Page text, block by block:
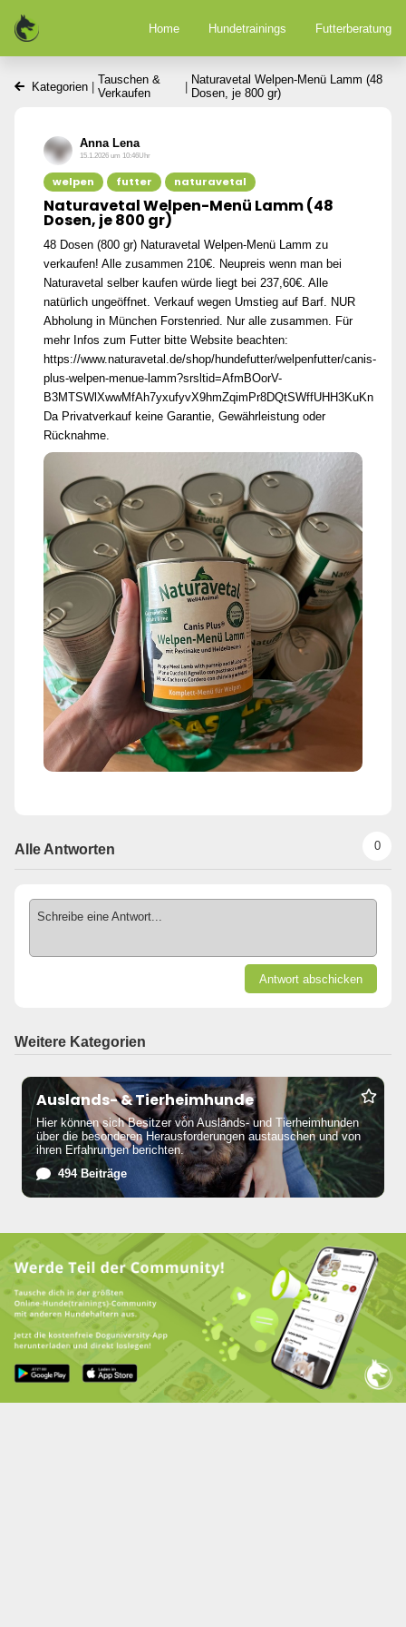
Home Hundetrainings Futterberatung
Kategorien | Tauschen &
Verkaufen
| Naturavetal Welpen-Menü Lamm (48
Dosen, je 800 gr)
Anna Lena
15.1.2026 um 10:46Uhr
welpen futter naturavetal
Naturavetal Welpen-Menü Lamm (48
Dosen, je 800 gr)
48 Dosen (800 gr) Naturavetal Welpen-Menü Lamm zu
verkaufen! Alle zusammen 210€. Neupreis wenn man bei
Naturavetal selber kaufen würde liegt bei 237,60€. Alle
natürlich ungeöffnet. Verkauf wegen Umstieg auf Barf. NUR
Abholung in München Forstenried. Nur alle zusammen. Für
mehr Infos zum Futter bitte Website beachten:
https://www.naturavetal.de/shop/hundefutter/welpenfutter/canis-
plus-welpen-menue-lamm?srsltid=AfmBOorV-
B3MTSWlXwwMfAh7yxufyvX9hmZqimPr8DQtSWffUHH3KuKn
Da Privatverkauf keine Garantie, Gewährleistung oder
Rücknahme.
Alle Antworten 0
Schreibe eine Antwort...
Antwort abschicken
Weitere Kategorien
Auslands- & Tierheimhunde
Hier können sich Besitzer von Auslands- und Tierheimhunden
über die besonderen Herausforderungen austauschen und von
ihren Erfahrungen berichten.
494 Beiträge